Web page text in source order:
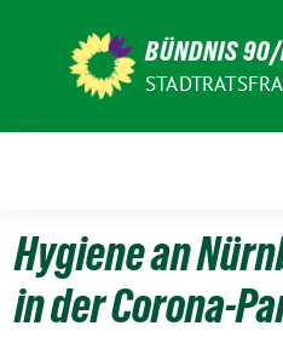
BÜNDNIS 90/
Hygiene an
in der Corona-